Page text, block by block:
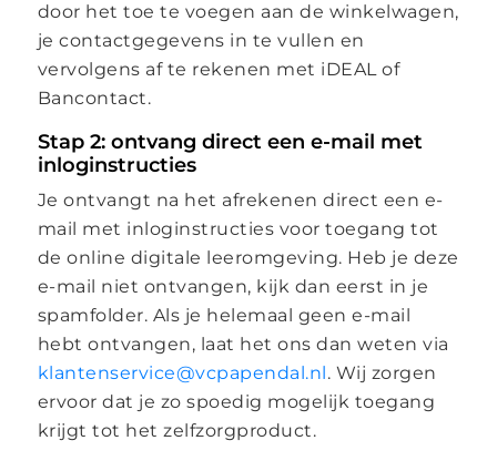
door het toe te voegen aan de winkelwagen,
je contactgegevens in te vullen en
vervolgens af te rekenen met iDEAL of
Bancontact.
Stap 2: ontvang direct een e-mail met
inloginstructies
Je ontvangt na het afrekenen direct een e-
mail met inloginstructies voor toegang tot
de online digitale leeromgeving. Heb je deze
e-mail niet ontvangen, kijk dan eerst in je
spamfolder. Als je helemaal geen e-mail
hebt ontvangen, laat het ons dan weten via
klantenservice@vcpapendal.nl. Wij zorgen
ervoor dat je zo spoedig mogelijk toegang
krijgt tot het zelfzorgproduct.